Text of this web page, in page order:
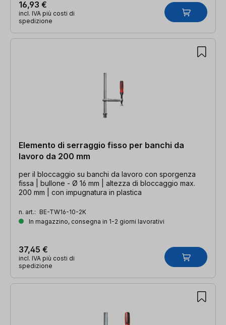
16,93 €
incl. IVA più costi di
spedizione
Elemento di serraggio fisso per banchi da
lavoro da 200 mm
per il bloccaggio su banchi da lavoro con sporgenza
fissa | bullone - Ø 16 mm | altezza di bloccaggio max.
200 mm | con impugnatura in plastica
n. art.: BE-TW16-10-2K
In magazzino, consegna in 1-2 giorni lavorativi
37,45 €
incl. IVA più costi di
spedizione